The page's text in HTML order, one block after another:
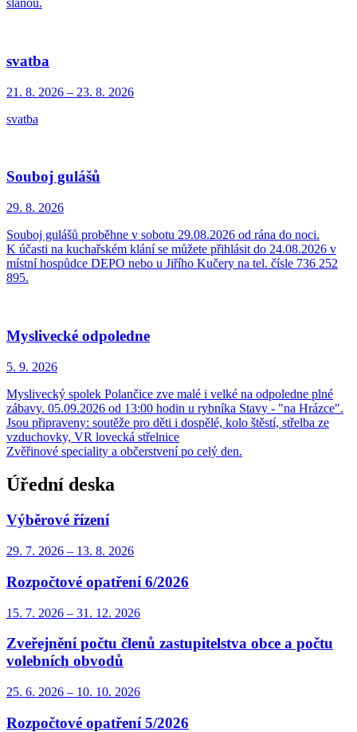
slanou.
svatba
21. 8. 2026 – 23. 8. 2026
svatba
Souboj gulášů
29. 8. 2026
Souboj gulášů proběhne v sobotu 29.08.2026 od rána do noci.
K účasti na kuchařském klání se můžete přihlásit do 24.08.2026 v
místní hospůdce DEPO nebo u Jiřího Kučery na tel. čísle 736 252
895.
Myslivecké odpoledne
5. 9. 2026
Myslivecký spolek Polančice zve malé i velké na odpoledne plné
zábavy. 05.09.2026 od 13:00 hodin u rybníka Stavy - "na Hrázce".
Jsou připraveny: soutěže pro děti i dospělé, kolo štěstí, střelba ze
vzduchovky, VR lovecká střelnice
Zvěřinové speciality a občerstvení po celý den.
Úřední deska
Výběrové řízení
29. 7. 2026 – 13. 8. 2026
Rozpočtové opatření 6/2026
15. 7. 2026 – 31. 12. 2026
Zveřejnění počtu členů zastupitelstva obce a počtu
volebních obvodů
25. 6. 2026 – 10. 10. 2026
Rozpočtové opatření 5/2026